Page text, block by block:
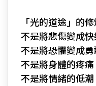
「光的道途」的修
不是將悲傷變成快
不是將恐懼變成勇
不是將身體的疼痛
不是將情緒的低潮